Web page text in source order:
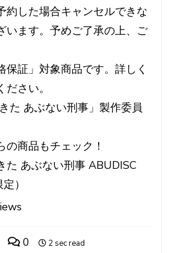
した場合キャンセルできな
います。予めご了承の上、ご
保証」対象商品です。詳しく
さい。
た あぶない刑事」製作委員
の商品もチェック！
た あぶない刑事 ABUDISC
）
0 2 sec read